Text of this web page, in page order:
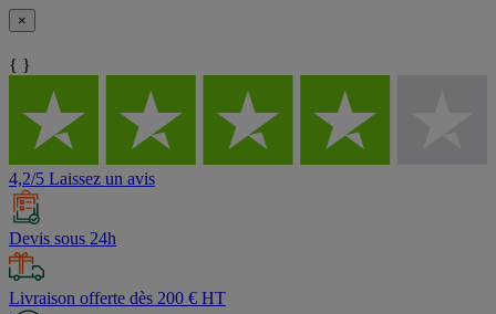
×
{ }
4,2/5 Laissez un avis
Devis sous 24h
Livraison offerte dès 200 € HT